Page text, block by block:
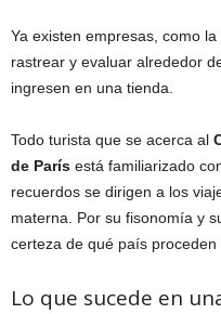
Ya existen empresas, como
rastrear y evaluar alrededor
ingresen en una tienda.
Todo turista que se acerca al
de París está familiarizado
recuerdos se dirigen a los
materna. Por su fisonomía y
certeza de qué país proceden
Lo que sucede en